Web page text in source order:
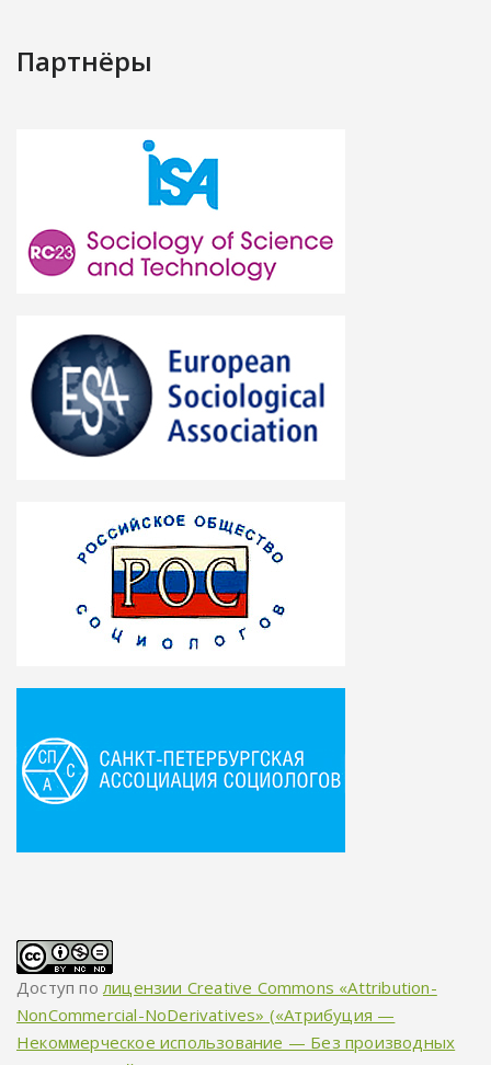
Партнёры
Доступ полицензии Creative Commons «Attribution-
NonCommercial-NoDerivatives» («Атрибуция —
Некоммерческое использование — Без производных